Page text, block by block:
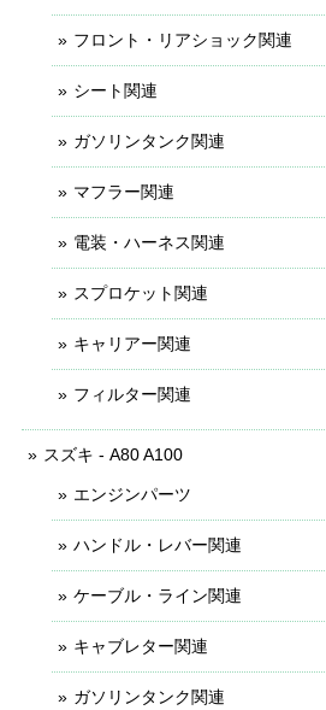
フロント・リアショック関連
シート関連
ガソリンタンク関連
マフラー関連
電装・ハーネス関連
スプロケット関連
キャリアー関連
フィルター関連
スズキ - A80 A100
エンジンパーツ
ハンドル・レバー関連
ケーブル・ライン関連
キャブレター関連
ガソリンタンク関連